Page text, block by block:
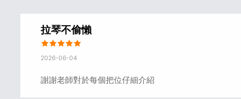
拉琴不偷懶
2026-06-04
謝謝老師對於每個把位仔細介紹